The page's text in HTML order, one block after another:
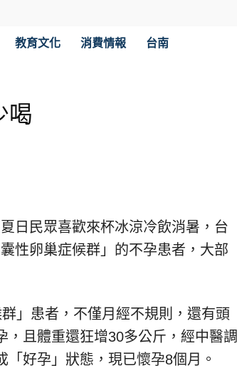
教育文化 消費情報 台南
喝
日民眾喜歡來杯冰涼冷飲消暑，台
性卵巢症候群」的不孕患者，大部
」患者，不僅月經不規則，還有頭
且體重還狂增30多公斤，經中醫調
好孕」狀態，現已懷孕8個月。